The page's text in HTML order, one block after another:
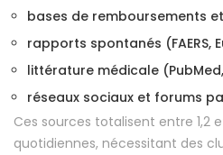
bases de remboursements
rapports spontanés (FAERS,
littérature médicale
réseaux sociaux et forums
Ces sources totalisent entre 1,2
quotidiennes, nécessitant des